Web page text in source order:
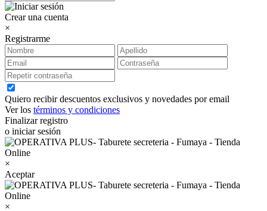
Crear una cuenta
×
Registrarme
Quiero recibir descuentos exclusivos y novedades por email
Ver los términos y condiciones
Finalizar registro
o iniciar sesión
×
Aceptar
×